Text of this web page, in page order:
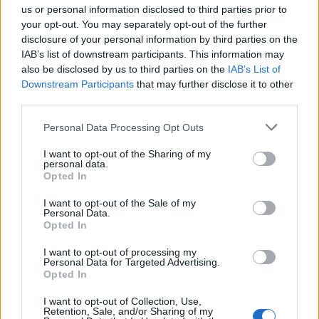
us or personal information disclosed to third parties prior to
your opt-out. You may separately opt-out of the further
disclosure of your personal information by third parties on the
IAB’s list of downstream participants. This information may
also be disclosed by us to third parties on the IAB’s List of
Downstream Participants that may further disclose it to other
Personal Data Processing Opt Outs
I want to opt-out of the Sharing of my
personal data.
Opted In
I want to opt-out of the Sale of my
Personal Data.
Opted In
I want to opt-out of processing my
Personal Data for Targeted Advertising.
Opted In
I want to opt-out of Collection, Use,
Retention, Sale, and/or Sharing of my
lanzar productos que excluyan a una parte
enorme de su público. Y menos aún reaccionar
con excusas corporativas cuando la crítica
viene de una creadora con una trayectoria
intachable en la defensa de la representación.
Si Haus Labs quiere volver a ser la marca que
a poner los tonos en el centro, literalmente.
El chisme en 3 claves (TL;DR)
¿Quiénes son los protagonistas?Lady Gaga, su marca Haus
Labs y la influencer Golloria.
¿Cuál es el drama?
Los nuevos bronceadores de Haus Labs
no incluyen tonos que funcionen en pieles oscuras, y la crítica
de Golloria fue temporalmente censurada.
¿Por qué todo internet habla de esto?